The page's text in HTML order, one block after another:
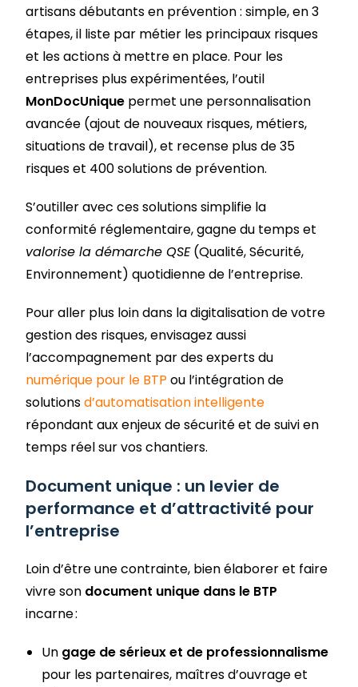
artisans débutants en prévention : simple, en 3
étapes, il liste par métier les principaux risques
et les actions à mettre en place. Pour les
entreprises plus expérimentées, l’outil
MonDocUnique permet une personnalisation
avancée (ajout de nouveaux risques, métiers,
situations de travail), et recense plus de 35
risques et 400 solutions de prévention.
S’outiller avec ces solutions simplifie la
conformité réglementaire, gagne du temps et
valorise la démarche QSE(Qualité, Sécurité,
Environnement) quotidienne de l’entreprise.
Pour aller plus loin dans la digitalisation de votre
gestion des risques, envisagez aussi
l’accompagnement par des experts du
numérique pour le BTP ou l’intégration de
solutionsd’automatisation intelligente
répondant aux enjeux de sécurité et de suivi en
temps réel sur vos chantiers.
Document unique : un levier de
performance et d’attractivité pour
l’entreprise
Loin d’être une contrainte, bien élaborer et faire
vivre son document unique dans le BTP
incarne :
Un gage de sérieux et de professionnalisme
pour les partenaires, maîtres d’ouvrage et